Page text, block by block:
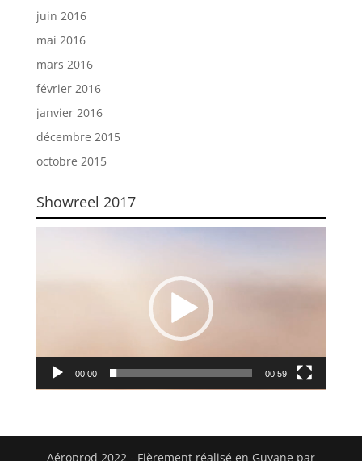
juin 2016
mai 2016
mars 2016
février 2016
janvier 2016
décembre 2015
octobre 2015
Showreel 2017
00:00 00:59
Aéroprod 2022 - Fièrement réalisé en Guyane par